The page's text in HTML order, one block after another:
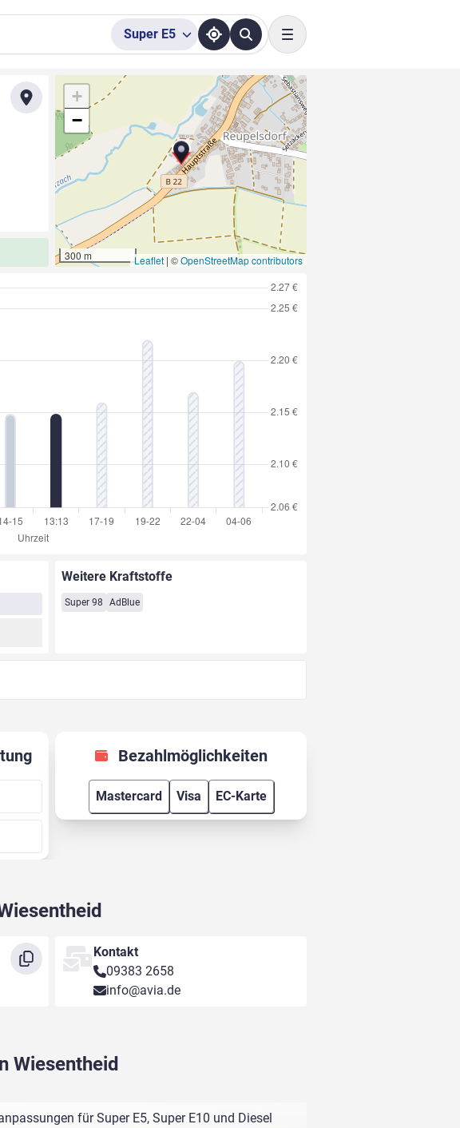
Super E5
Toggle navigation
+
−
300 m Leaflet | ©OpenStreetMap contributors
Weitere Kraftstoffe
Super 98 AdBlue
Bezahlmöglichkeiten
Mastercard Visa EC-Karte
Kontakt
09383 2658
info@avia.de
Wiesentheid
für Super E5, Super E10 und Diesel